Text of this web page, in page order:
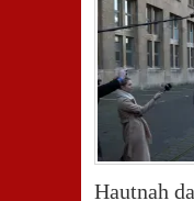
Hautnah